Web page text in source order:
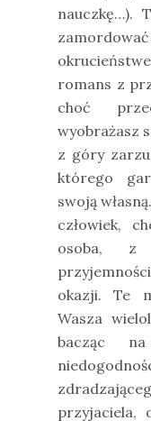
nauczkę…).
romans z
choć
wyobrażasz
z góry
którego
swoją
człowiek,
osoba, z
okazji. Te
Wasza
bacząc
przyjaciela,